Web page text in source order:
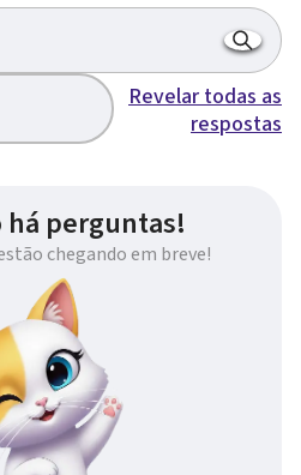
Revelar todas as
respostas
há perguntas!
chegando em breve!